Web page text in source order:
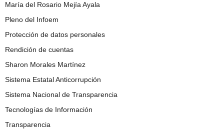
María del Rosario Mejía Ayala
Pleno del Infoem
Protección de datos personales
Rendición de cuentas
Sharon Morales Martínez
Sistema Estatal Anticorrupción
Sistema Nacional de Transparencia
Tecnologías de Información
Transparencia